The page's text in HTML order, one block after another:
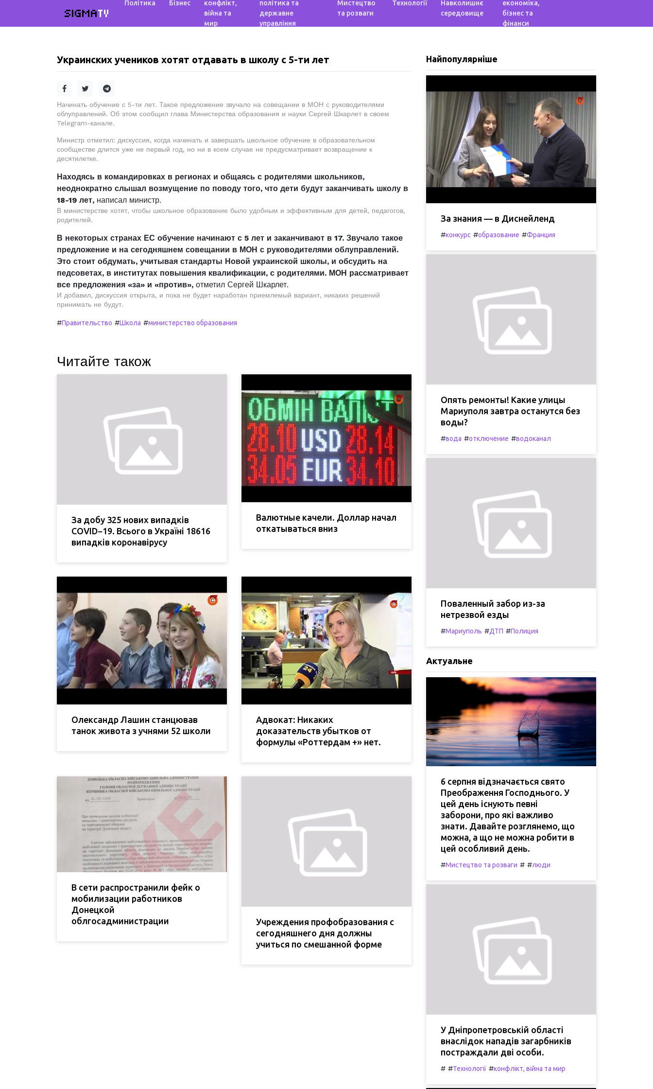
SIGMATV
Політика Бізнес
конфлікт,
війна та
мир
політика та
державне
управління
Мистецтво
та розваги
Технології
Навколишнє
середовище
економіка,
бізнес та
фінанси
Украинских учеников хотят отдавать в школу с 5-ти лет
Начинать обучение с 5-ти лет. Такое предложение звучало на совещании в МОН с руководителями
облуправлений. Об этом сообщил глава Министерства образования и науки Сергей Шкарлет в своем
Telegram-канале.
Министр отметил: дискуссия, когда начинать и завершать школьное обучение в образовательном
сообществе длится уже не первый год, но ни в коем случае не предусматривает возвращение к
десятилетке.
Находясь в командировках в регионах и общаясь с родителями школьников,
неоднократно слышал возмущение по поводу того, что дети будут заканчивать школу в
18-19 лет, написал министр.
В министерстве хотят, чтобы школьное образование было удобным и эффективным для детей, педагогов,
родителей.
В некоторых странах ЕС обучение начинают с 5 лет и заканчивают в 17. Звучало такое
предложение и на сегодняшнем совещании в МОН с руководителями облуправлений.
Это стоит обдумать, учитывая стандарты Новой украинской школы, и обсудить на
педсоветах, в институтах повышения квалификации, с родителями. МОН рассматривает
все предложения «за» и «против», отметил Сергей Шкарлет.
И добавил, дискуссия открыта, и пока не будет наработан приемлемый вариант, никаких решений
принимать не будут.
#Правительство #Школа #министерство образования
Читайте також
За добу 325 нових випадків
COVID−19. Всього в Україні 18616
випадків коронавірусу
Валютные качели. Доллар начал
откатываться вниз
Олександр Лашин станцював
танок живота з учнями 52 школи
Адвокат: Никаких
доказательств убытков от
формулы «Роттердам +» нет.
В сети распространили фейк о
мобилизации работников
Донецкой
облгосадминистрации
Учреждения профобразования с
сегодняшнего дня должны
учиться по смешанной форме
Найпопулярніше
За знания — в Диснейленд
#конкурс #образование #Франция
Опять ремонты! Какие улицы
Мариуполя завтра останутся без
воды?
#вода #отключение #водоканал
Поваленный забор из-за
нетрезвой езды
#Мариуполь #ДТП #Полиция
Актуальне
6 серпня відзначається свято
Преображення Господнього. У
цей день існують певні
заборони, про які важливо
знати. Давайте розглянемо, що
можна, а що не можна робити в
цей особливий день.
#Мистецтво та розваги # #люди
У Дніпропетровській області
внаслідок нападів загарбників
постраждали дві особи.
# #Технології #конфлікт, війна та мир